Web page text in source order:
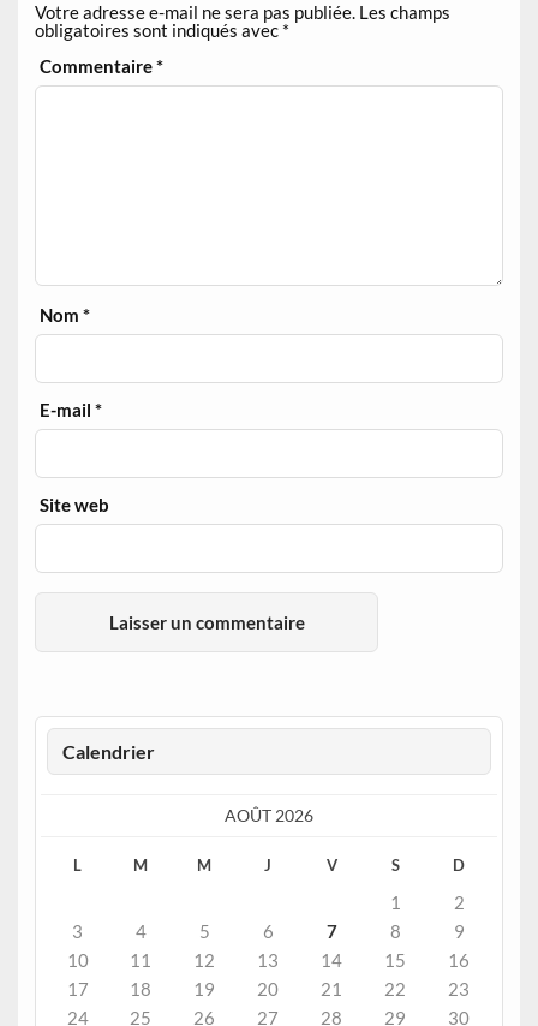
Votre adresse e-mail ne sera pas publiée. Les champs
obligatoires sont indiqués avec *
Commentaire*
Nom*
E-mail*
Site web
Calendrier
AOÛT 2026
L M M J V S D
1
2
3
4 5 6 7 8
9
10
11 12 13 14 15
16
17
18 19 20 21 22
23
24
25 26 27 28 29
30